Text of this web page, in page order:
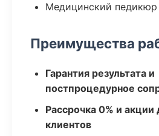
Медицинский педикюр
Преимущества
Гарантия результата и
постпроцедурное
Рассрочка 0% и
клиентов